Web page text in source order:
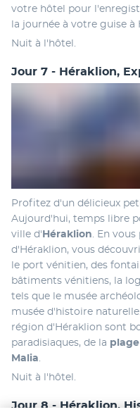
votre hôtel pour
la journée à votre guise à
Nuit à l'hôtel.
Jour 7 - Héraklion,
Profitez d'un délicieux
Aujourd'hui, temps libre
ville d' Héraklion. En
d'Héraklion, vous
le port vénitien, des
bâtiments vénitiens, la
tels que le musée
musée d'histoire
région d'Héraklion sont
paradisiaques, de la
Malia.
Nuit à l'hôtel.
Jour 8 - Héraklion,